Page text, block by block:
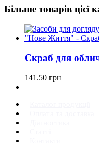
Більше товарів цієї
Скраб для
141.50 грн